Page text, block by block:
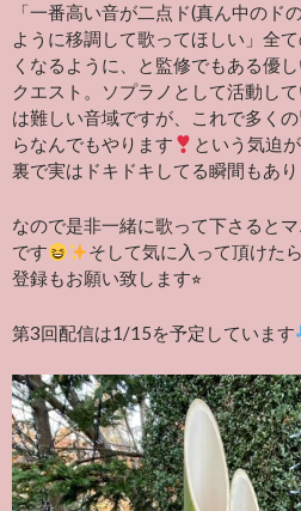
「一番高い音が二点ド(真ん中のド
ように移調して歌ってほしい」全
くなるように、と監修でもある優
クエスト。ソプラノとして活動し
は難しい音域ですが、これで多く
らなんでもやります
という気迫
裏で実はドキドキしてる瞬間もあり
なので是非一緒に歌って下さると
です
そして気に入って頂けた
登録もお願い致します⭐︎
第3回配信は1/15を予定しています